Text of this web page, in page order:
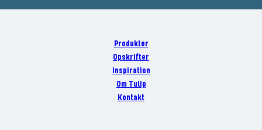
Produkter
Opskrifter
Inspiration
Om Tulip
Kontakt